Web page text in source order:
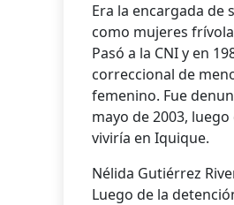
Era la encargada
como mujeres
Pasó a la CNI y en
correccional de
femenino. Fue
mayo de 2003,
viviría en Iquique.
Nélida Gutiérrez
Luego de la